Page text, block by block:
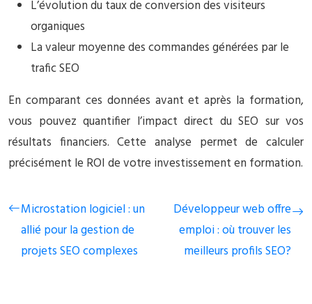
L’évolution du taux de conversion des visiteurs
organiques
La valeur moyenne des commandes générées par le
trafic SEO
En comparant ces données avant et après la formation,
vous pouvez quantifier l’impact direct du SEO sur vos
résultats financiers. Cette analyse permet de calculer
précisément le ROI de votre investissement en formation.
Microstation logiciel : un
allié pour la gestion de
projets SEO complexes
Développeur web offre
emploi : où trouver les
meilleurs profils SEO?